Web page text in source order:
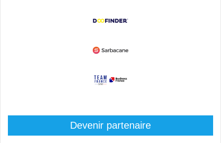
Devenir partenaire